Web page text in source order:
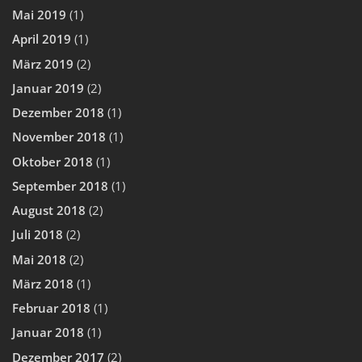
Mai 2019 (1)
April 2019 (1)
März 2019 (2)
Januar 2019 (2)
Dezember 2018 (1)
November 2018 (1)
Oktober 2018 (1)
September 2018 (1)
August 2018 (2)
Juli 2018 (2)
Mai 2018 (2)
März 2018 (1)
Februar 2018 (1)
Januar 2018 (1)
Dezember 2017 (2)